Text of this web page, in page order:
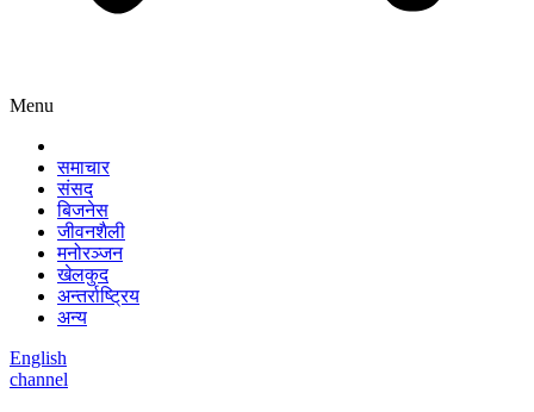
Menu
समाचार
संसद
बिजनेस
जीवनशैली
मनोरञ्जन
खेलकुद
अन्तर्राष्ट्रिय
अन्य
English
channel